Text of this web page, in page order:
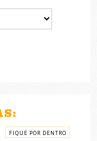
FIQUE POR DENTRO